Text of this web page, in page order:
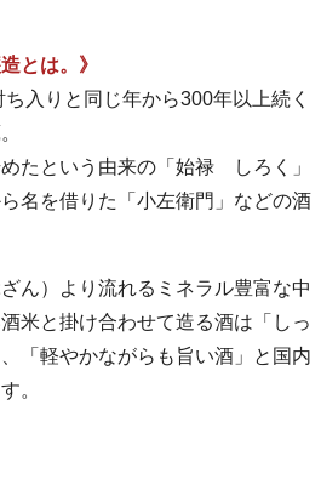
とは。》
入りと同じ年から300年以上続く
たという由来の「始禄 しろく」
名を借りた「小左衛門」などの酒
ん）より流れるミネラル豊富な中
米と掛け合わせて造る酒は「しっ
「軽やかながらも旨い酒」と国内
。